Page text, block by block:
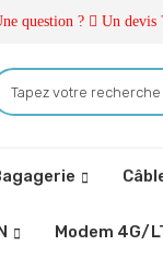
question ? Un devis
Modem 4G/